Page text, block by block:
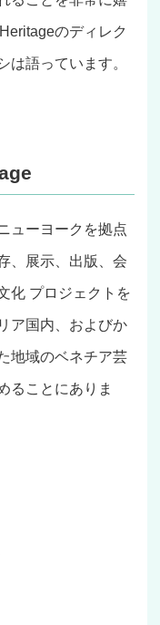
のディレク
は語っています。
ューヨークを拠点
、展示、出版、会
化 プロジェクトを
ア国内、およびか
地域のベネチア芸
ることにありま